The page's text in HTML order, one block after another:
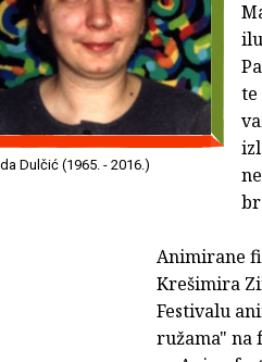
Dulčić (1965. - 2016.)
te
Animirane
Krešimira
Festivalu
ružama" na